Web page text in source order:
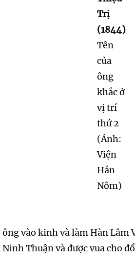
Trị
(1844)
Tên
của
ông
khắc ở
vị trí
thứ 2
(Ảnh:
Viện
Hán
Nôm)
vào kinh và làm Hàn
Thuận và được vua cho